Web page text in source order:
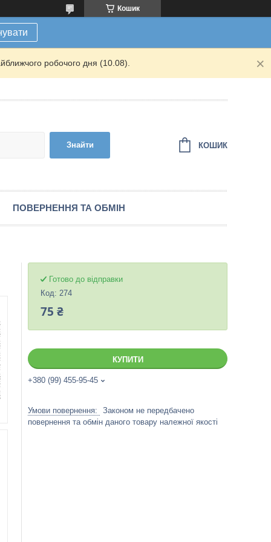
Кошик
робочого дня (10.08).
Знайти КОШИК
ПОВЕРНЕННЯ ТА ОБМІН
Готово до відправки
Код: 274
75 ₴
КУПИТИ
+380 (99) 455-95-45
Законом не передбачено
повернення та обмін даного товару належної якості